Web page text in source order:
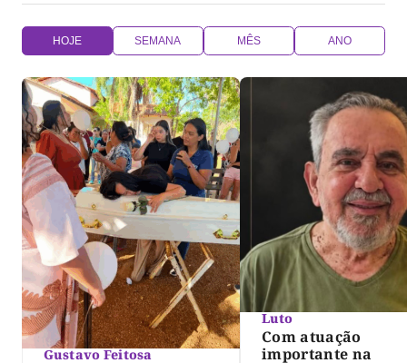
HOJE SEMANA MÊS ANO
Gustavo Feitosa
Luto
Com atuação
importante na